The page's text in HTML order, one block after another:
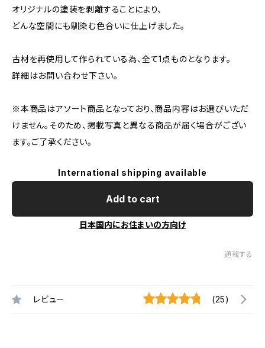
オリジナルの塗装を剥離することにより、
どんな空間にも馴染む色合いに仕上げました。
古材を再使用して作られている為、全て1点ものとなります。
詳細はお問い合わせ下さい。
※本商品はアソート商品となっており、商品内容はお選びいただ
けません。そのため、掲載写真と異なる商品が届く場合がござい
ます。ご了承ください。
International shipping available
Add to cart
日本国内にお住まいの方向け
通報する
レビュー (25)